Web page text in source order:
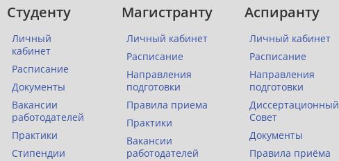
Студенту
Личный
кабинет
Расписание
Документы
Вакансии
работодателей
Практики
Стипендии
Магистранту
Личный кабинет
Расписание
Направления
подготовки
Правила приема
Практики
Вакансии
работодателей
Аспиранту
Личный кабинет
Расписание
Направления
подготовки
Диссертационный
Совет
Документы
Правила приёма